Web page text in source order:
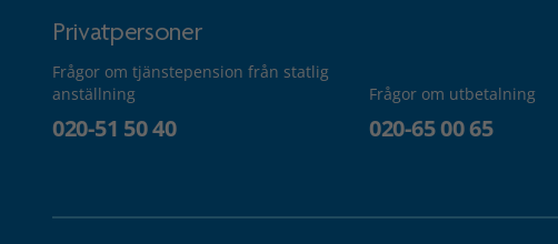
Privatpersoner
Frågor om tjänstepension från statlig
anställning
020-51 50 40
Frågor om utbetalning
020-65 00 65